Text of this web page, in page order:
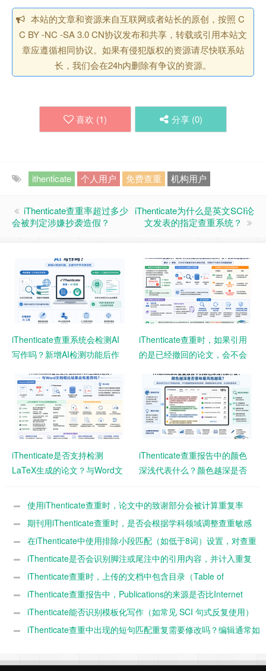
本站的文章和资源来自互联网或者站长的原创，按照 C
C BY -NC -SA 3.0 CN协议发布和共享，转载或引用本站文
章应遵循相同协议。如果有侵犯版权的资源请尽快联系站
长，我们会在24h内删除有争议的资源。
喜欢 (1) 分享 (0)
ithenticate 个人用户 免费查重 机构用户
iThenticate查重率超过多少
会被判定涉嫌抄袭造假？
iThenticate为什么是英文SCI论
文发表的指定查重系统？
iThenticate查重系统会检测AI
写作吗？新增AI检测功能后作
iThenticate查重时，如果引用
的是已经撤回的论文，会不会
iThenticate是否支持检测
LaTeX生成的论文？与Word文
iThenticate查重报告中的颜色
深浅代表什么？颜色越深是否
使用iThenticate查重时，论文中的致谢部分会被计算重复率
吗？期刊用iThenticate查重时，是否会根据学科领域调整查重敏感
度？在iThenticate中使用排除小段匹配（如低于8词）设置，对查重
结果影响有多大？
iThenticate是否会识别脚注或尾注中的引用内容，并计入重复
率？iThenticate查重时，上传的文档中包含目录（Table of
Contents）是否会影响最终重复率？
iThenticate查重报告中，Publications的来源是否比Internet
Sources风险更高？
iThenticate能否识别模板化写作（如常见 SCI 句式反复使用）
并判定为高重复？
iThenticate查重中出现的短句匹配重复需要修改吗？编辑通常如